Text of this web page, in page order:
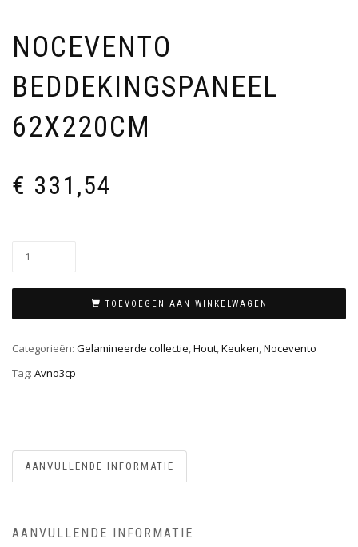
NOCEVENTO
BEDDEKINGSPANEEL
62X220CM
€ 331,54
TOEVOEGEN AAN WINKELWAGEN
Categorieën: Gelamineerde collectie,Hout,Keuken,Nocevento
Tag: Avno3cp
AANVULLENDE INFORMATIE
AANVULLENDE INFORMATIE